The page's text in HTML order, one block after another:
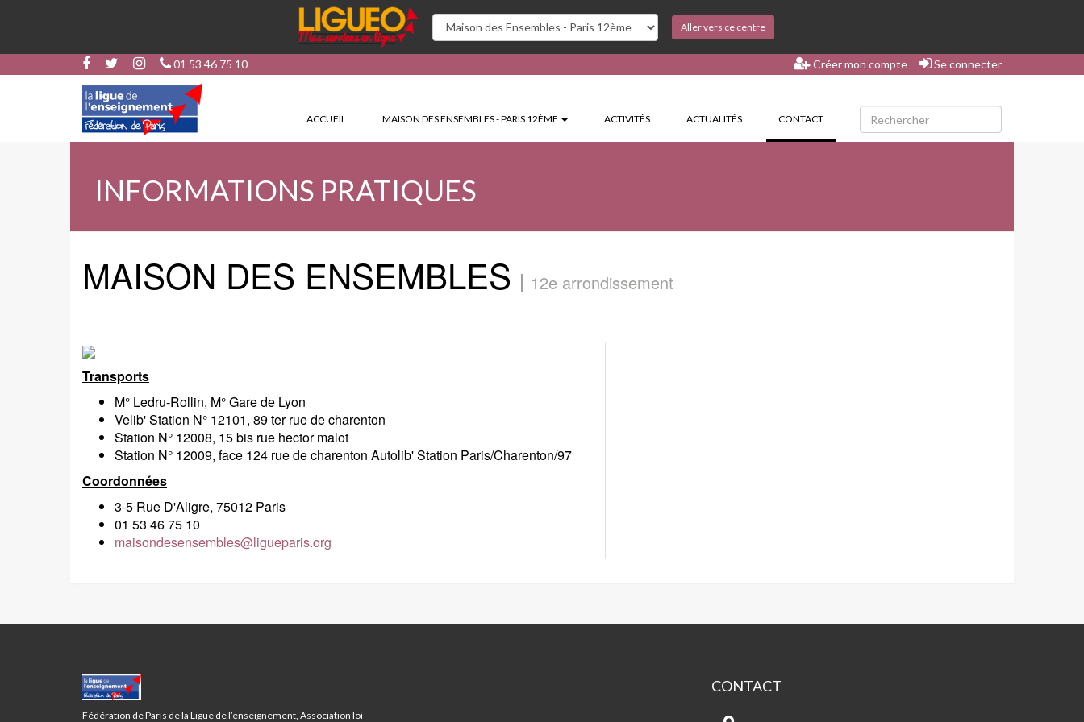
Aller vers ce centre
01 53 46 75 10 Créer mon compte Se connecter
ACCUEIL MAISON DES ENSEMBLES - PARIS 12ÈME ACTIVITÉS ACTUALITÉS CONTACT(CURRENT)
INFORMATIONS PRATIQUES
MAISON DES ENSEMBLES 12e arrondissement
Transports
M° Ledru-Rollin, M° Gare de Lyon
Velib' Station N° 12101, 89 ter rue de charenton
Station N° 12008, 15 bis rue hector malot
Station N° 12009, face 124 rue de charenton Autolib' Station Paris/Charenton/97
Coordonnées
3-5 Rue D'Aligre, 75012 Paris
01 53 46 75 10
maisondesensembles@ligueparis.org
MAISON
DES
ENSEMBLES
Fédération de Paris de la Ligue de l’enseignement, Association loi
CONTACT